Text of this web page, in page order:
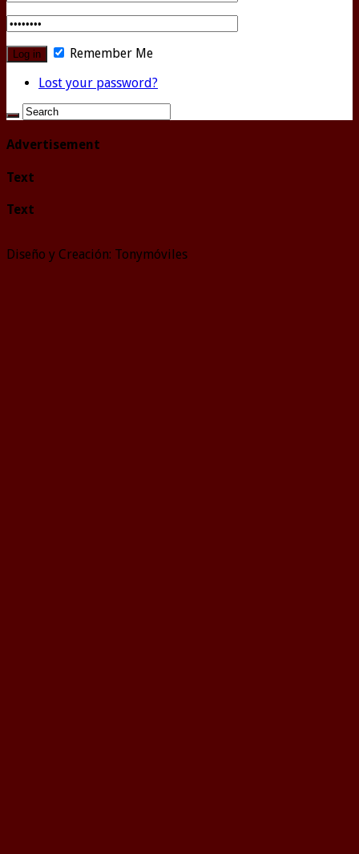
Remember Me
Lost your password?
Advertisement
Text
Text
Diseño y Creación: Tonymóviles